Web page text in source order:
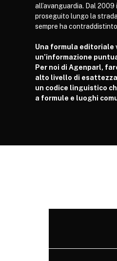
all’avanguardia. Dal
proseguito lungo la
sempre ha contraddistinto
Una formula editoriale
un’informazione
Per noi di Agenparl,
alto livello di
un codice linguistico
a formule e luoghi